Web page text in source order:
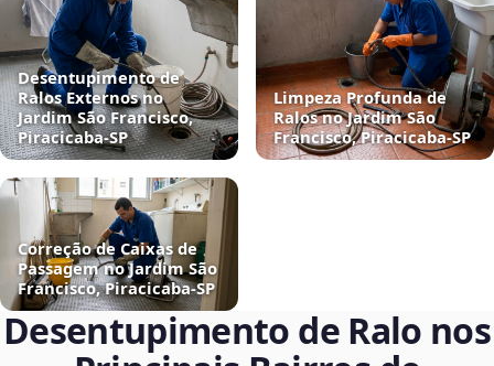
Desentupimento de
Ralos Externos no
Jardim São Francisco,
Piracicaba‑SP
Limpeza Profunda de
Ralos no Jardim São
Francisco, Piracicaba‑SP
Correção de Caixas de
Passagem no Jardim São
Francisco, Piracicaba‑SP
Desentupimento de Ralo nos